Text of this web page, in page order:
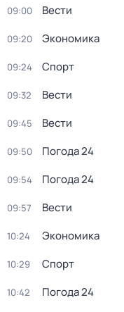
09:00 Вести
09:20 Экономика
09:24 Спорт
09:32 Вести
09:45 Вести
09:50 Погода 24
09:54 Погода 24
09:57 Вести
10:24 Экономика
10:29 Спорт
10:42 Погода 24